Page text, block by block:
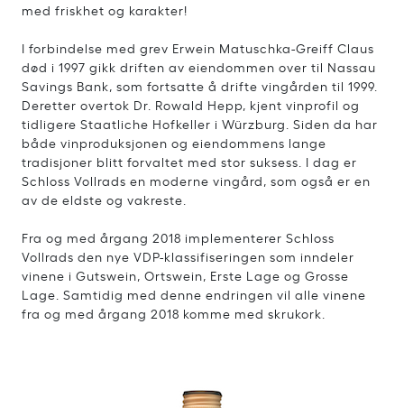
med friskhet og karakter!
I forbindelse med grev Erwein Matuschka-Greiff Claus
død i 1997 gikk driften av eiendommen over til Nassau
Savings Bank, som fortsatte å drifte vingården til 1999.
Deretter overtok Dr. Rowald Hepp, kjent vinprofil og
tidligere Staatliche Hofkeller i Würzburg. Siden da har
både vinproduksjonen og eiendommens lange
tradisjoner blitt forvaltet med stor suksess. I dag er
Schloss Vollrads en moderne vingård, som også er en
av de eldste og vakreste.
Fra og med årgang 2018 implementerer Schloss
Vollrads den nye VDP-klassifiseringen som inndeler
vinene i Gutswein, Ortswein, Erste Lage og Grosse
Lage. Samtidig med denne endringen vil alle vinene
fra og med årgang 2018 komme med skrukork.